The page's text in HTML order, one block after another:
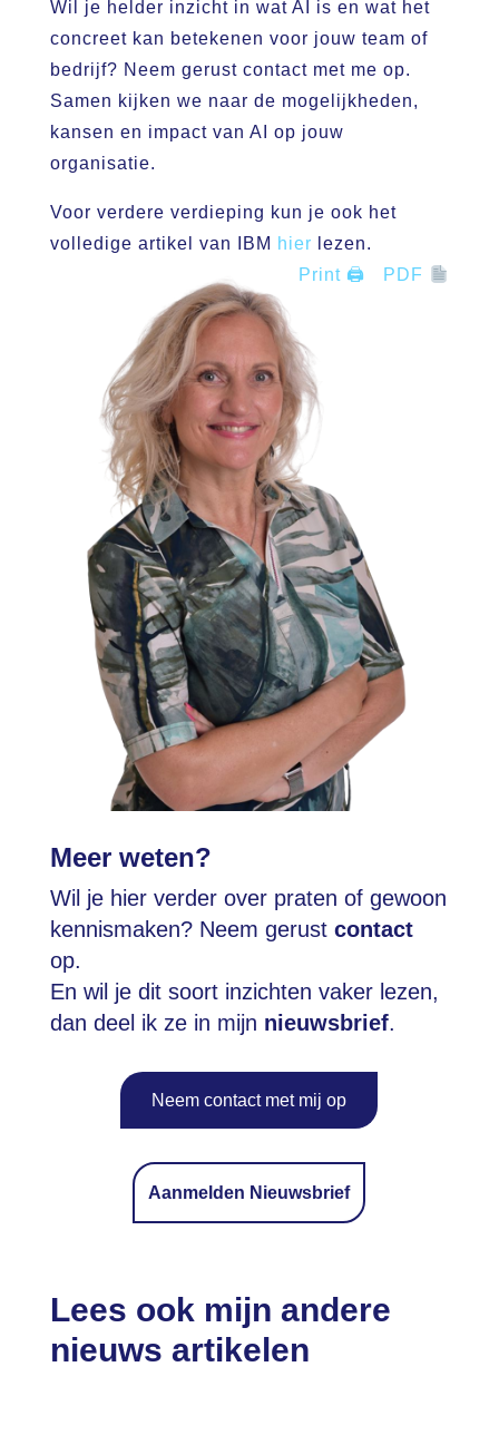
Wil je helder inzicht in wat AI is en wat het
concreet kan betekenen voor jouw team of
bedrijf? Neem gerust contact met me op.
Samen kijken we naar de mogelijkheden,
kansen en impact van AI op jouw
organisatie.
Voor verdere verdieping kun je ook het
volledige artikel van IBM hier lezen.
Print 🖨
PDF
Meer weten?
Wil je hier verder over praten of gewoon
kennismaken? Neem gerust contact
op.
En wil je dit soort inzichten vaker lezen,
dan deel ik ze in mijn nieuwsbrief.
Neem contact met mij op
Aanmelden Nieuwsbrief
Lees ook mijn andere
nieuws artikelen